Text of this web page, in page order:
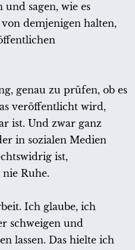
sagen, wie es
demjenigen halten,
genau zu prüfen, ob es
veröffentlicht wird,
ist. Und zwar ganz
in sozialen Medien
ist,
Ruhe.
Ich glaube, ich
schweigen und
lassen. Das hielte ich